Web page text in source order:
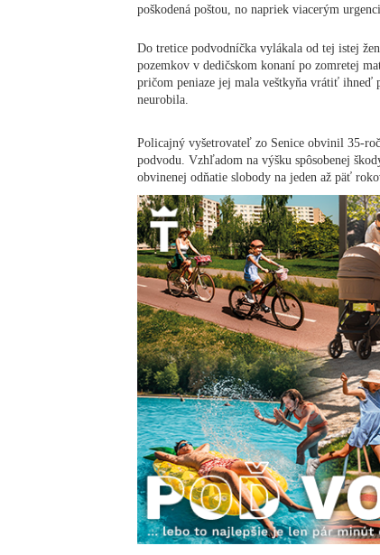
poškodená poštou, no napriek viacerým
Do tretice podvodníčka vylákala od tej istej
pozemkov v dedičskom konaní po zomretej
pričom peniaze jej mala veštkyňa vrátiť ihneď
neurobila.
Policajný vyšetrovateľ zo Senice obvinil 35-
podvodu. Vzhľadom na výšku spôsobenej
obvinenej odňatie slobody na jeden až päť